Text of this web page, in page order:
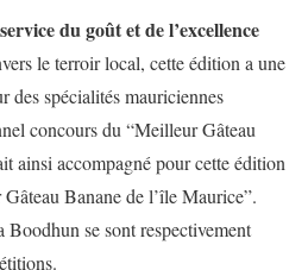
du goût et de l’excellence
le terroir local, cette édition a une
des spécialités mauriciennes
concours du “Meilleur Gâteau
ainsi accompagné pour cette édition
Banane de l’île Maurice”.
se sont respectivement